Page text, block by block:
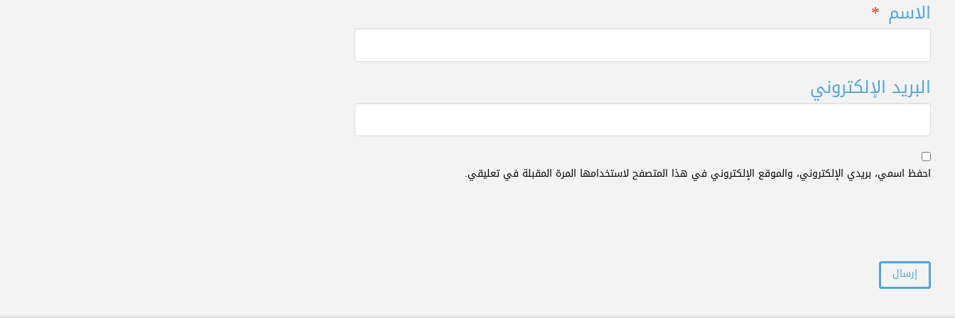
الاسم *
البريد الإلكتروني
احفظ اسمي، بريدي الإلكتروني، والموقع الإلكتروني في هذا المتصفح لاستخدامها المرة المقبلة في تعليقي.